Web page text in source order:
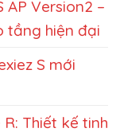
AP Version2 –
tầng hiện đại
S mới
Thiết kế tinh